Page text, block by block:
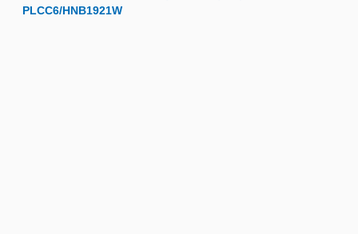
PLCC6/HNB1921W